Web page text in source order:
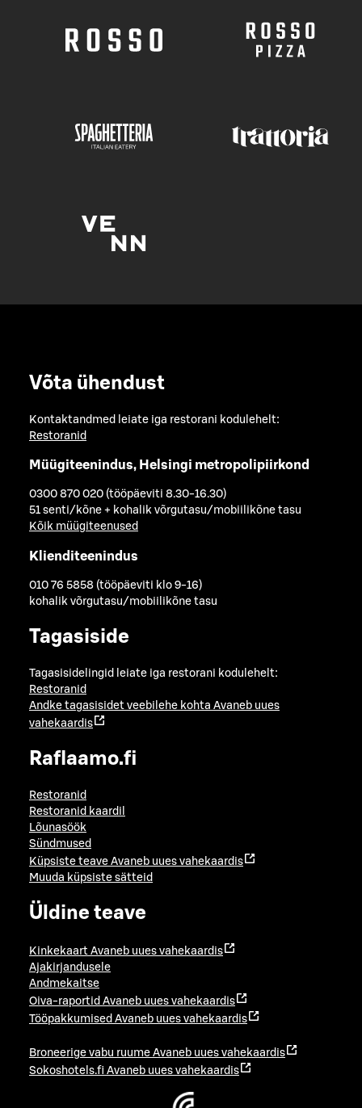
Võta ühendust
Kontaktandmed leiate iga restorani kodulehelt:
Restoranid
Müügiteenindus, Helsingi metropolipiirkond
0300 870 020 (tööpäeviti 8.30-16.30)
51 senti/kõne + kohalik võrgutasu/mobiilikõne tasu
Kõik müügiteenused
Klienditeenindus
010 76 5858 (tööpäeviti klo 9-16)
kohalik võrgutasu/mobiilikõne tasu
Tagasiside
Tagasisidelingid leiate iga restorani kodulehelt:
Restoranid
Andke tagasisidet veebilehe kohta Avaneb uues
vahekaardis
Raflaamo.fi
Restoranid
Restoranid kaardil
Lõunasöök
Sündmused
Küpsiste teave Avaneb uues vahekaardis
Muuda küpsiste sätteid
Üldine teave
Kinkekaart Avaneb uues vahekaardis
Ajakirjandusele
Andmekaitse
Oiva-raportid Avaneb uues vahekaardis
Tööpakkumised Avaneb uues vahekaardis
Broneerige vabu ruume Avaneb uues vahekaardis
Sokoshotels.fi Avaneb uues vahekaardis